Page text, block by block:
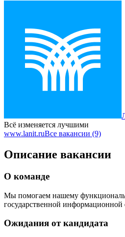
Всё изменяется лучшими
www.lanit.ruВсе вакансии (9)
Описание вакансии
О команде
Мы помогаем нашему
государственной информационной
Ожидания от кандидата